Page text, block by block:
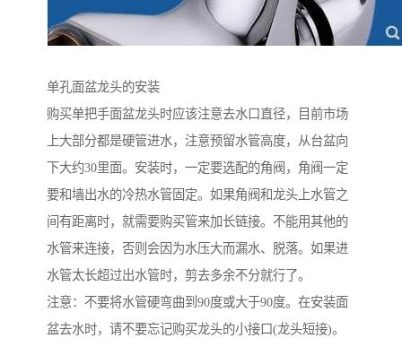
单孔面盆龙头的安装
购买单把手面盆龙头时应该注意去水口直径，目前市场
上大部分都是硬管进水，注意预留水管高度，从台盆向
下大约30里面。安装时，一定要选配的角阀，角阀一定
要和墙出水的冷热水管固定。如果角阀和龙头上水管之
间有距离时，就需要购买管来加长链接。不能用其他的
水管来连接，否则会因为水压大而漏水、脱落。如果进
水管太长超过出水管时，剪去多余不分就行了。
注意：不要将水管硬弯曲到90度或大于90度。在安装面
盆去水时，请不要忘记购买龙头的小接口(龙头短接)。